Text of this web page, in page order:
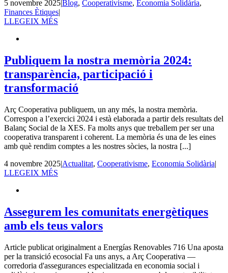
5 novembre 2025Blog, Cooperativisme, Economia Solidària,
Finances Ètiques|
LLEGEIX MÉS
Publiquem la nostra memòria 2024:
transparència, participació i
transformació
Arç Cooperativa publiquem, un any més, la nostra memòria.
Correspon a l’exercici 2024 i està elaborada a partir dels resultats del
Balanç Social de la XES. Fa molts anys que treballem per ser una
cooperativa transparent i coherent. La memòria és una de les eines
amb què rendim comptes a les nostres sòcies, la nostra [...]
4 novembre 2025|Actualitat, Cooperativisme, Economia Solidària|
LLEGEIX MÉS
Assegurem les comunitats energètiques
amb els teus valors
Article publicat originalment a Energías Renovables 716 Una aposta
per la transició ecosocial Fa uns anys, a Arç Cooperativa —
corredoria d'assegurances especialitzada en economia social i